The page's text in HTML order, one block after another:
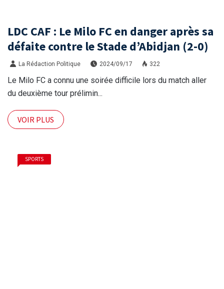
LDC CAF : Le Milo FC en danger après sa
défaite contre le Stade d’Abidjan (2-0)
La Rédaction Politique 2024/09/17 322
Le Milo FC a connu une soirée difficile lors du match aller
du deuxième tour prélimin...
VOIR PLUS
SPORTS